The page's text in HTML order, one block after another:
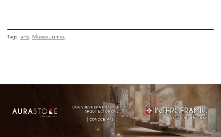
Tags: arte Museo Jumex